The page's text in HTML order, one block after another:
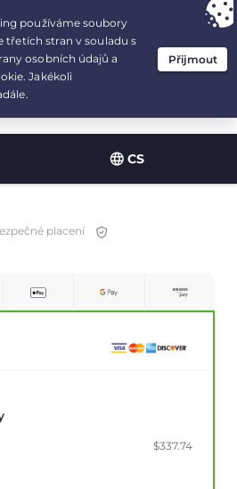
CS
for 2.1666666666667-years at $
/month
placení
$337.74